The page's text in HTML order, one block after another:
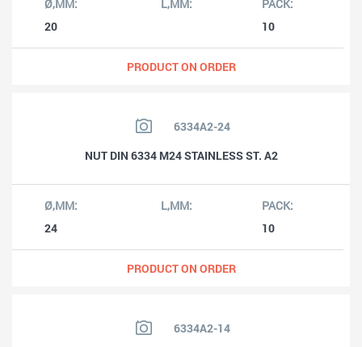
20 10
PRODUCT ON ORDER
6334A2-24
NUT DIN 6334 M24 STAINLESS ST. A2
24 10
PRODUCT ON ORDER
6334A2-14